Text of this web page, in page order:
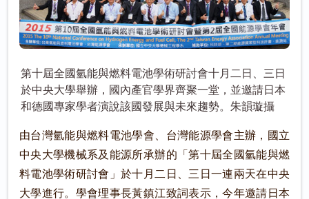
第十屆全國氫能與燃料電池學術研討會十月二日、三日
於中央大學舉辦，國內產官學界齊聚一堂，並邀請日本
和德國專家學者演說該國發展與未來趨勢。朱韻璇攝
由台灣氫能與燃料電池學會、台灣能源學會主辦，國立
中央大學機械系及能源所承辦的「第十屆全國氫能與燃
料電池學術研討會」於十月二日、三日一連兩天在中央
大學進行。學會理事長黃鎮江致詞表示，今年邀請日本